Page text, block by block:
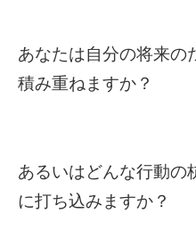
あなたは自分の将来の
積み重ねますか？
あるいはどんな行動の
に打ち込みますか？